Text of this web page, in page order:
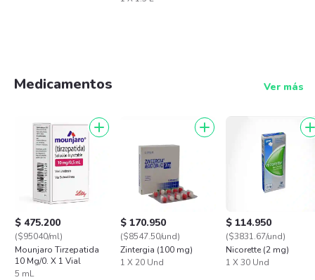
Medicamentos Ver más
$ 475.200
($95040/ml)
Mounjaro Tirzepatida
10 Mg/0. X 1 Vial
5 mL
$ 170.950
($8547.50/und)
Zintergia (100 mg)
1 X 20 Und
$ 114.950
($3831.67/und)
Nicorette (2 mg)
1 X 30 Und